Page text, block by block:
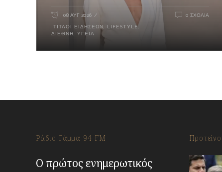
08 ΑΥΓ 2026
ΤΊΤΛΟΙ ΕΙΔΉΣΕΩΝ, LIFESTYLE,
ΔΙΕΘΝΉ, ΥΓΕΊΑ
0 ΣΧΌΛΙΑ
Ράδιο Γάμμα 94 FM
Ο πρώτος ενημερωτικός